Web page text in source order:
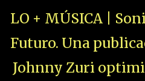
LO + MÚSICA |
Futuro. Una
Johnny Zuri